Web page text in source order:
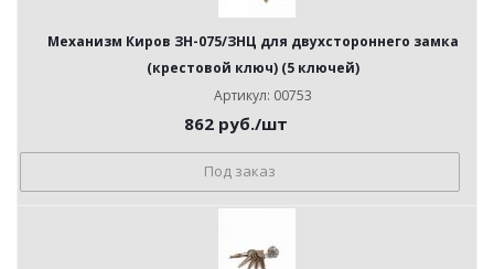
Механизм Киров ЗН-075/ЗНЦ для двухстороннего замка
(крестовой ключ) (5 ключей)
Артикул: 00753
862 руб./шт
Под заказ